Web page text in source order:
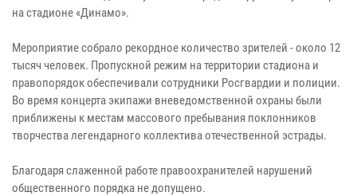
на стадионе «Динамо».
Мероприятие собрало рекордное количество зрителей - около 12
тысяч человек. Пропускной режим на территории стадиона и
правопорядок обеспечивали сотрудники Росгвардии и полиции.
Во время концерта экипажи вневедомственной охраны были
приближены к местам массового пребывания поклонников
творчества легендарного коллектива отечественной эстрады.
Благодаря слаженной работе правоохранителей нарушений
общественного порядка не допущено.